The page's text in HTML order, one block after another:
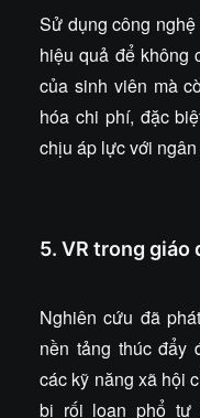
Sử dụng công
hiệu quả để không
của sinh viên mà
hóa chi phí, đặc
chịu áp lực với
5. VR trong giáo
Nghiên cứu đã
nền tảng thúc đẩy
các kỹ năng xã hội
bị rối loạn phổ tự